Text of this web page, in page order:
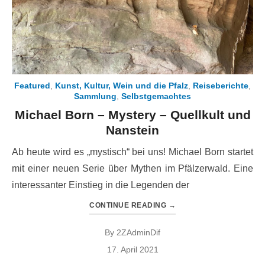
Featured, Kunst, Kultur, Wein und die Pfalz, Reiseberichte,
Sammlung, Selbstgemachtes
Michael Born – Mystery – Quellkult und
Nanstein
Ab heute wird es „mystisch“ bei uns! Michael Born startet
mit einer neuen Serie über Mythen im Pfälzerwald. Eine
interessanter Einstieg in die Legenden der
CONTINUE READING →
By 2ZAdminDif
Posted
17. April 2021